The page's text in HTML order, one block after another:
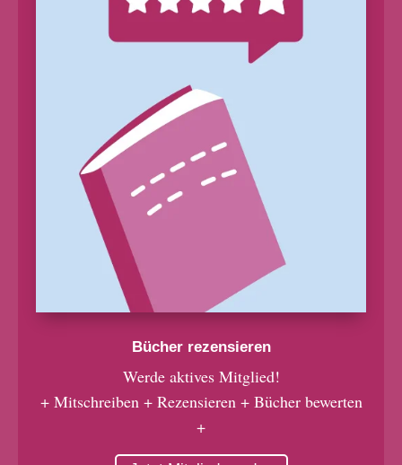
Bücher rezensieren
Werde aktives Mitglied!
+ Mitschreiben + Rezensieren + Bücher bewerten
+